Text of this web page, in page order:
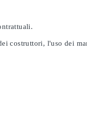
costruttori, l'uso dei